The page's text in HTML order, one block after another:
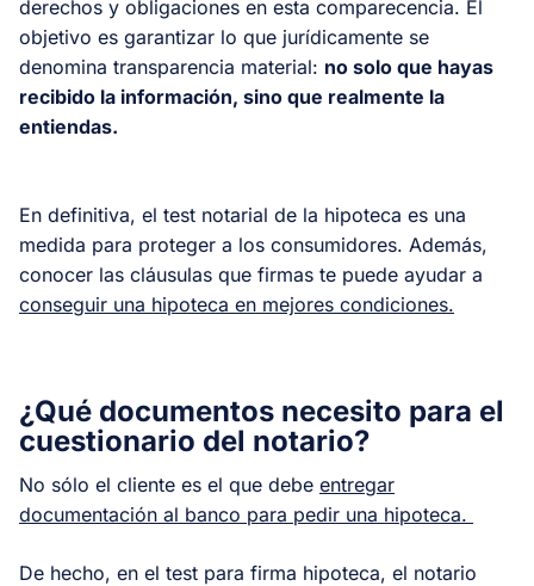
derechos y obligaciones en esta comparecencia. El
objetivo es garantizar lo que jurídicamente se
denomina transparencia material: no solo que hayas
recibido la información, sino que realmente la
entiendas.
En definitiva, el test notarial de la hipoteca es una
medida para proteger a los consumidores. Además,
conocer las cláusulas que firmas te puede ayudar a
conseguir una hipoteca en mejores condiciones.
¿Qué documentos necesito para el
cuestionario del notario?
No sólo el cliente es el que debe entregar
documentación al banco para pedir una hipoteca.
De hecho, en el test para firma hipoteca, el notario